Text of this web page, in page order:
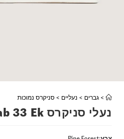
> גברים > נעליים > סניקרס נמוכות
נעלי סניקרס Lx Half Cab 33 Ek